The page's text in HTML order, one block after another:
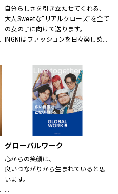
自分らしさを引き立たせてくれる、
大人Sweetな“リアルクローズ”を全て
の女の子に向けて送ります。
INGNIはファッションを日々楽しめ
グローバルワーク
心からの笑顔は、
良いつながりから生まれていると思
います。